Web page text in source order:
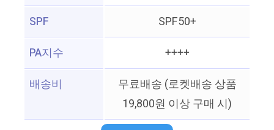
SPF
SPF50+
PA지수
++++
배송비
무료배송 (로켓배송 상품
19,800원 이상 구매 시)